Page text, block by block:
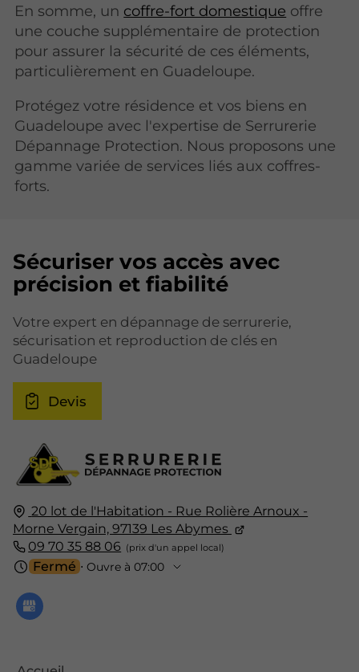
En somme, un coffre-fort domestique offre
une couche supplémentaire de protection
pour assurer la sécurité de ces éléments,
particulièrement en Guadeloupe.
Protégez votre résidence et vos biens en
Guadeloupe avec l'expertise de Serrurerie
Dépannage Protection. Nous proposons une
gamme variée de services liés aux coffres-
forts.
20 lot de l'Habitation - Rue Rolière Arnoux -
Morne Vergain, 97139 Les Abymes
09 70 35 88 06
Fermé ⋅ Ouvre à 07:00
Sécuriser vos accès avec
précision et fiabilité
Votre expert en dépannage de serrurerie,
sécurisation et reproduction de clés en
Guadeloupe
Devis